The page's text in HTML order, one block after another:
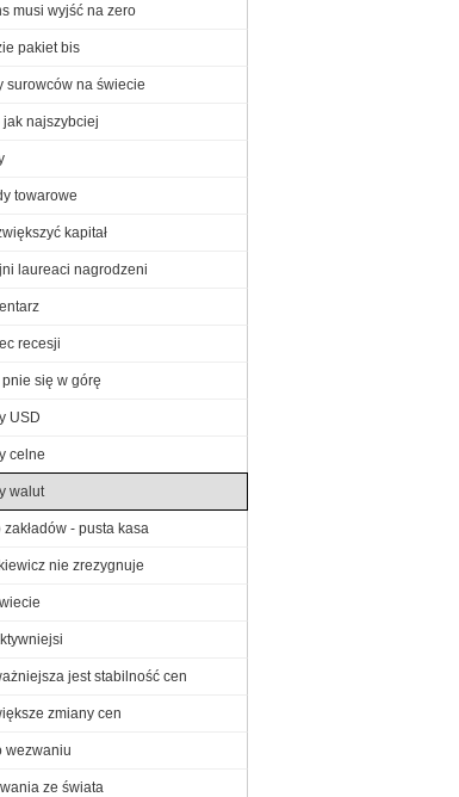
musi wyjść na zero
pakiet bis
surowców na świecie
jak najszybciej
towarowe
kapitał
laureaci nagrodzeni
recesji
pnie się w górę
USD
celne
walut
zakładów - pusta kasa
nie zrezygnuje
jest stabilność cen
zmiany cen
wezwaniu
ze świata